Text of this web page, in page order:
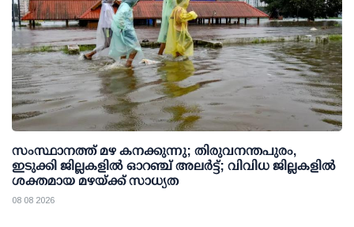
സംസ്ഥാനത്ത് മഴ കനക്കുന്നു; തിരുവനന്തപുരം,
ഇടുക്കി ജില്ലകളിൽ ഓറഞ്ച് അലർട്ട്; വിവിധ ജില്ലകളിൽ
ശക്തമായ മഴയ്ക്ക് സാധ്യത
08 08 2026